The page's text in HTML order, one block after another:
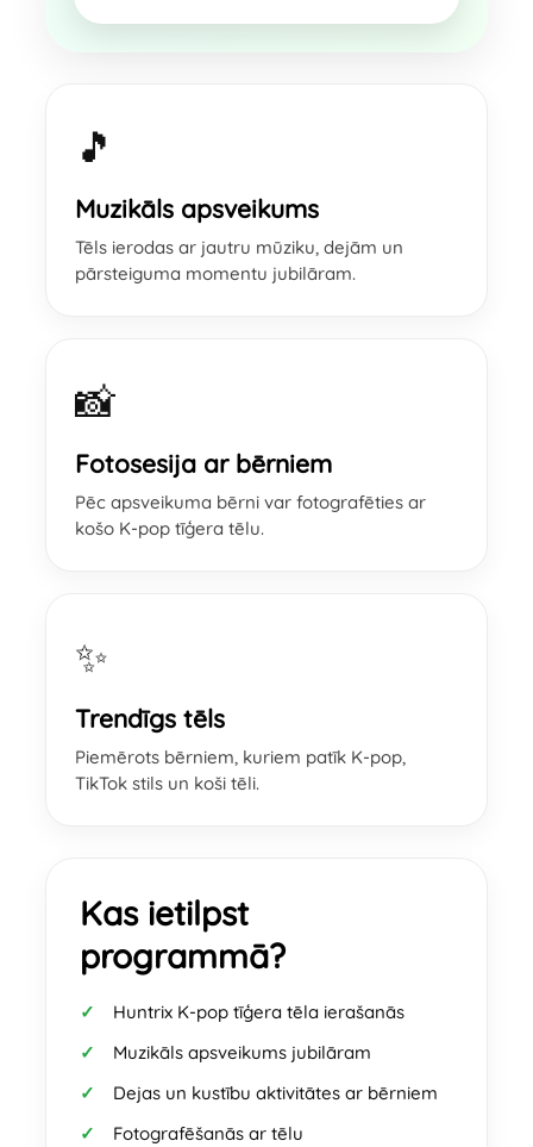
🎵
Muzikāls apsveikums
Tēls ierodas ar jautru mūziku, dejām un
pārsteiguma momentu jubilāram.
📸
Fotosesija ar bērniem
Pēc apsveikuma bērni var fotografēties ar
košo K-pop tīģera tēlu.
✨
Trendīgs tēls
Piemērots bērniem, kuriem patīk K-pop,
TikTok stils un koši tēli.
Kas ietilpst
programmā?
Huntrix K-pop tīģera tēla ierašanās
Muzikāls apsveikums jubilāram
Dejas un kustību aktivitātes ar bērniem
Fotografēšanās ar tēlu